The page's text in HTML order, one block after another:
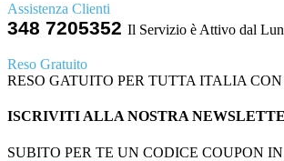
Assistenza Clienti
348 7205352 Il Servizio è Attivo dal
Reso Gratuito
RESO GATUITO PER TUTTA ITALIA
ISCRIVITI ALLA NOSTRA
SUBITO PER TE UN CODICE COUPON